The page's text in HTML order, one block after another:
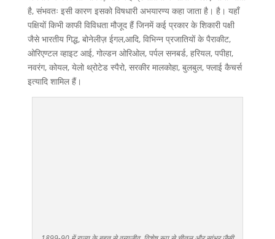
है, संभवतः इसी कारण इसको विषधारी अभयारण्य कहा जाता है। है। यहाँ
पक्षियों किभी काफी विविधता मौजूद हैं जिनमें कई प्रकार के शिकारी पक्षी
जैसे भारतीय गिद्ध, बोनेलीज़ ईगल,आदि, विभिन्न प्रजातियों के पैराकीट,
ओरिएण्टल व्हाइट आई, गोल्डन ओरिओल, पर्पल सनबर्ड, हरियल, पपीहा,
नवरंग, कोयल, येलो थ्रोटेड स्पैरो, सरकीर मालकोहा, बुलबुल, फ्लाई कैचर्स
इत्यादि शामिल हैं।